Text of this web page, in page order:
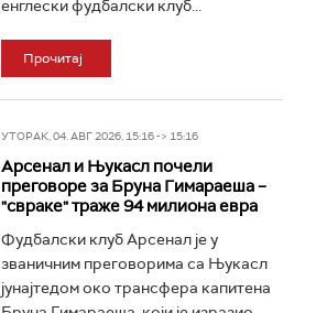
енглески фудбалски клуб...
Прочитај
УТОРАК, 04. АВГ 2026, 15:16 -> 15:16
Арсенал и Њукасл почели
преговоре за Бруна Гимараеша –
"свраке" траже 94 милиона евра
Фудбалски клуб Арсенал је у
званичним преговорима са Њукасл
јунајтедом око трансфера капитена